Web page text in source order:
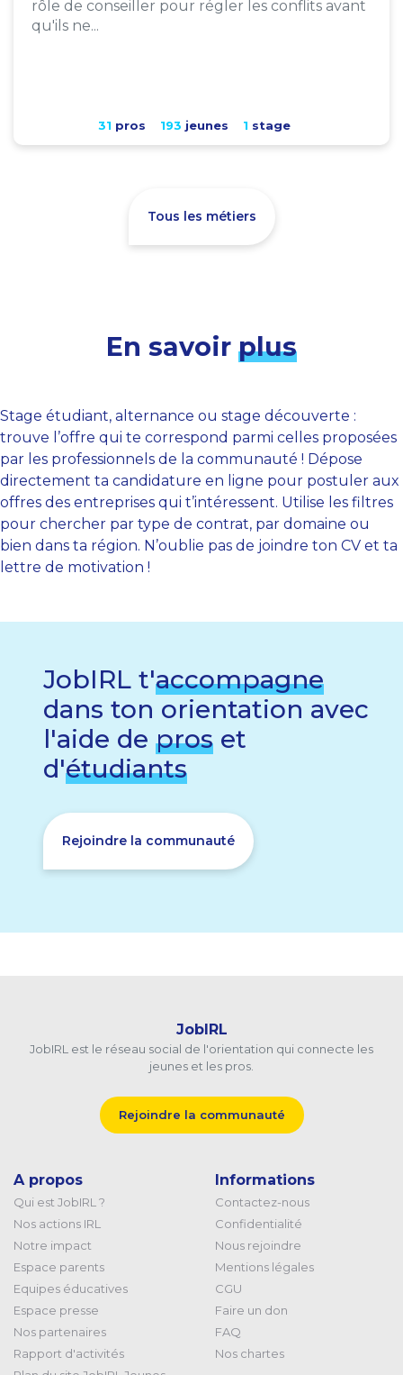
rôle de conseiller pour régler les conflits avant
qu'ils ne...
31 pros 193 jeunes 1 stage
Tous les métiers
En savoir plus
Stage étudiant, alternance ou stage découverte :
trouve l’offre qui te correspond parmi celles proposées
par les professionnels de la communauté ! Dépose
directement ta candidature en ligne pour postuler aux
offres des entreprises qui t’intéressent. Utilise les filtres
pour chercher par type de contrat, par domaine ou
bien dans ta région. N’oublie pas de joindre ton CV et ta
lettre de motivation !
JobIRL t'accompagne
dans ton orientation avec
l'aide de pros et
d'étudiants
Rejoindre la communauté
JobIRL
JobIRL est le réseau social de l'orientation qui connecte les
jeunes et les pros.
Rejoindre la communauté
A propos
Qui est JobIRL ?
Nos actions IRL
Notre impact
Espace parents
Equipes éducatives
Espace presse
Nos partenaires
Rapport d'activités
Informations
Contactez-nous
Confidentialité
Nous rejoindre
Mentions légales
CGU
Faire un don
FAQ
Nos chartes